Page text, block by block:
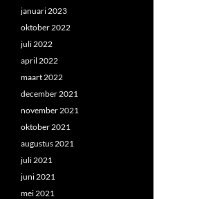
januari 2023
oktober 2022
juli 2022
april 2022
maart 2022
december 2021
november 2021
oktober 2021
augustus 2021
juli 2021
juni 2021
mei 2021